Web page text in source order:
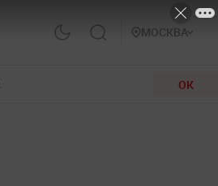
МОСКВА
ОК